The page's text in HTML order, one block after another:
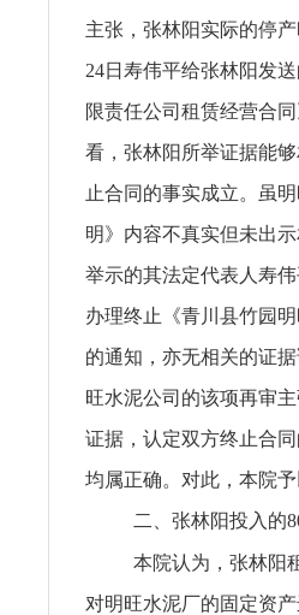
主张，张林阳实际的停
24日寿伟平给张林阳发
限责任公司租赁经营合
看，张林阳所举证据能
止合同的事实成立。虽
明》内容不真实但未出
举示的其法定代表人寿
办理终止《青川县竹园
的通知，亦无相关的证
旺水泥公司的该项再审
证据，认定双方终止合
均属正确。对此，本院予
二、张林阳投入的
本院认为，张林阳
对明旺水泥厂的固定资